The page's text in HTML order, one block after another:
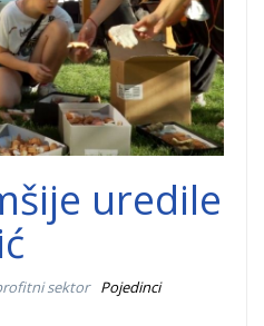
uredile
sektor
Pojedinci